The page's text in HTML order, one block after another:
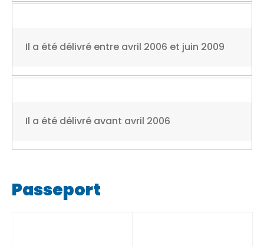
Il a été délivré entre avril 2006 et juin 2009
Il a été délivré avant avril 2006
Passeport